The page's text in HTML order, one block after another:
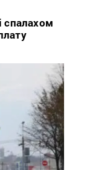
спалахом